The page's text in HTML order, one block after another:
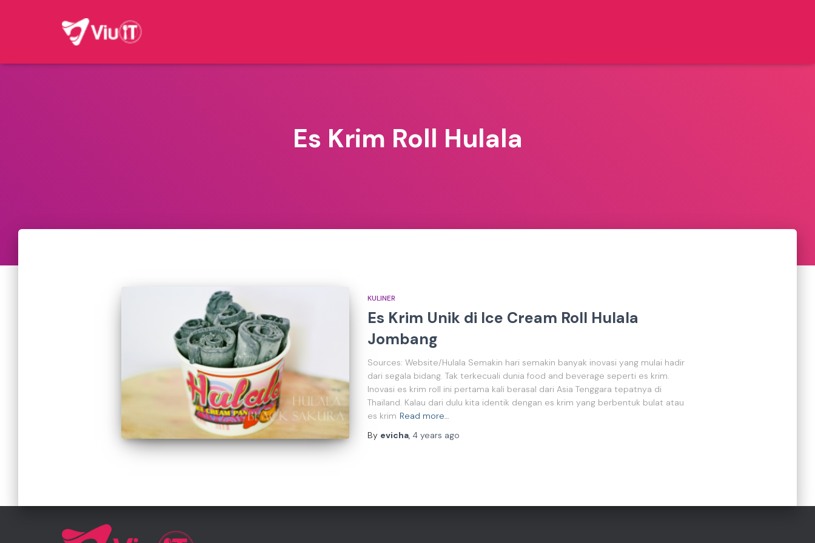
Es Krim Roll Hulala
KULINER
Es Krim Unik di Ice Cream Roll Hulala
Jombang
Sources: Website/Hulala Semakin hari semakin banyak inovasi yang mulai hadir
dari segala bidang. Tak terkecuali dunia food and beverage seperti es krim.
Inovasi es krim roll ini pertama kali berasal dari Asia Tenggara tepatnya di
Thailand. Kalau dari dulu kita identik dengan es krim yang berbentuk bulat atau
es krim Read more…
By evicha, 4 years ago